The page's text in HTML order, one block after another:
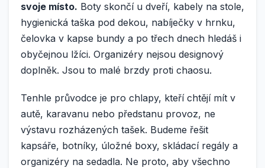
svoje místo. Boty skončí u dveří, kabely na stole,
hygienická taška pod dekou, nabíječky v hrnku,
čelovka v kapse bundy a po třech dnech hledáš i
obyčejnou lžíci. Organizéry nejsou designový
doplněk. Jsou to malé brzdy proti chaosu.
Tenhle průvodce je pro chlapy, kteří chtějí mít v
autě, karavanu nebo předstanu provoz, ne
výstavu rozházených tašek. Budeme řešit
kapsáře, botníky, úložné boxy, skládací regály a
organizéry na sedadla. Ne proto, aby všechno